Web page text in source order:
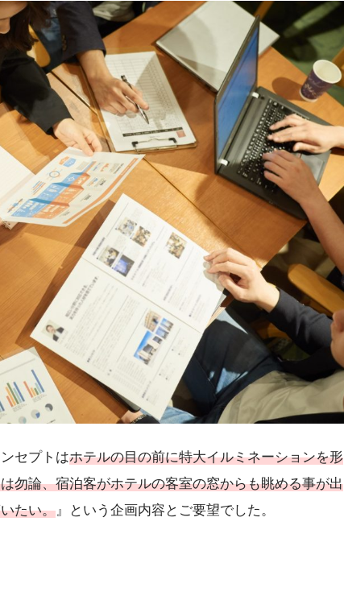
セプトはホテルの目の前に特大イルミネーションを形
勿論、宿泊客がホテルの客室の窓からも眺める事が出
たい。』という企画内容とご要望でした。